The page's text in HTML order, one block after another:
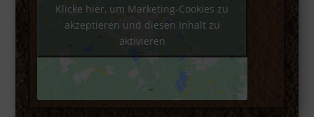
Klicke hier, um Marketing-Cookies zu
akzeptieren und diesen Inhalt zu
aktivieren